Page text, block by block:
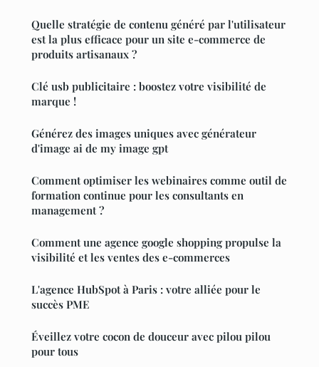
Quelle stratégie de contenu généré par l'utilisateur
est la plus efficace pour un site e-commerce de
produits artisanaux ?
Clé usb publicitaire : boostez votre visibilité de
marque !
Générez des images uniques avec générateur
d'image ai de my image gpt
Comment optimiser les webinaires comme outil de
formation continue pour les consultants en
management ?
Comment une agence google shopping propulse la
visibilité et les ventes des e-commerces
L'agence HubSpot à Paris : votre alliée pour le
succès PME
Éveillez votre cocon de douceur avec pilou pilou
pour tous